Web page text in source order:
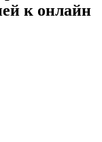
к онлайн